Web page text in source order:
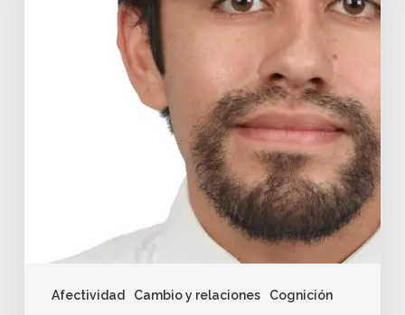
Afectividad Cambio y relaciones Cognición